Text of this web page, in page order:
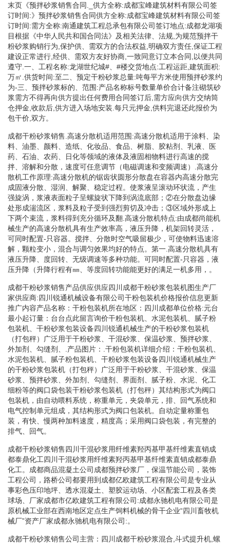
末页《预拌砂浆销售合同._供方全称:成都宝峰建筑材料有限公司签
订时间:》预拌砂浆销售合同供方全称:成都宝峰建筑材料有限公司签
订时间:需方全称:南通建筑工程总承包有限公司签订地点:成都龙湖项
目根据《中华人民共和国合同法》及相关法律、法规,为规范预拌干
粉砂浆购销行为,保护供、需双方的合法权益,明确双方责任,保证工程
建设正常进行,经供、需双方友好协商,一致同意订立本合同,以便共同
遵守.一、工程名称:龙湖世纪城#、#楼交货地点:工程运距,建筑面积:
万㎡.供货时间:至二、预定干粉砂浆总量:吨每平方米使用预拌砂浆约
为-三、预拌砂浆标的、范围:产品名称标号数量单价合计备注砌筑砂
浆需方不得再向供方提出任何费用合同签订后,需方应向供方交纳筒
仓押金,收款后,供方进入场地安装.每只元押金,供料完退还此报价为
包干价,双方。
成都干粉砂浆销售.高速分散机适用范围:高速分散机适用于涂料、染
料、油墨、颜料、造纸、化妆品、食品、树脂、胶粘剂、乳液、医
药、石油、农药、日化等领域的液体及液固相物料进行高速的搅
拌、溶解和分散，速度可任意调节（电磁调速和变频调速）.高速分
散机工作原理:高速分散机的锯齿状圆形分散盘在容器内高速分散完
成固液分散、湿润、解聚、稳定过程。使浆液呈滚动环状流，产生
强旋涡，浆液表面粒子呈螺旋状下降到涡流底部；②在分散盘边缘
处形成湍流区，浆料及粒子受到强烈剪切及冲击；③区域外形成上
下两个束流，浆料得到充分循环及翻.高速分散机特点:由成都尚能机
械生产的高速分散机具有生产效率高，液压升降，机架回转灵活，
可同时配置-只容器。搅拌、分散时空气吸留极少，可使物料迅速溶
解，颗粒变小，混合与调匀效果均好的特点。第一.高速分散机具有
液压升降、度回转、无级调速等多种功能。可同时配置-只容器，液
压升降（升降行程有㎜、等度回转功能能更好的满足一机多用，。
成都干粉砂浆销售产品供应供应四川成都干粉砂浆包装机图生产厂
家供应商:四川锐通机械设备有限公司干粉包装机价格报价信息更新
推广内容产品名称：干粉包装机所在地区：四川成都单位价格:元台
最小起订量：台台点此留言询价干粉包装机、水泥包装机、腻子粉
包装机、干粉砂浆包装设备四川锐通机械生产的干粉砂浆包装机
（打包秤）广泛用于干粉砂浆、干混砂浆、保温砂浆、预拌砂浆、
外加剂、勾缝剂、.产品图片：.干粉包装机详细介绍：干粉包装机、
水泥包装机、腻子粉包装机、干粉砂浆包装设备四川锐通机械生产
的干粉砂浆包装机（打包秤）广泛用于干粉砂浆、干混砂浆、保温
砂浆、预拌砂浆、外加剂、勾缝剂、界面剂、腻子粉、水泥、化工
细粉等的阀口袋包装干粉砂浆包装机（打包秤）其结构形式为阀口
包装机，由自动喂料系统，称重单元，夹袋单元，排、回气系统和
电气控制单元组成，其结构形式为阀口包装机。自动定量称重包
装，有快、慢两种加料速度，精度高；采用阀口袋包装，有完整的
排气、回气。
成都干粉砂浆销售四川干混砂浆用纤维素羟丙基甲基纤维素直销成
都泰鼎化工四川干混砂浆用纤维素羟丙基甲基纤维素直销成都泰鼎
化工。成都商品混凝土公司成都预拌砂浆厂，保温节能公司，装饰
工程公司，路桥公司都要用到成都亿欧建筑工程有限公司是专业从
事彩色压印地坪、透水混凝土、塑胶运动场、小区配套工程及各类
球场、厂家成都市亿欧建筑工程有限公司:成都永驰机电有限公司是
原机械工业部在西南地区定点生产饲料机械的骨干企业“四川畜牧机
械厂”资产厂家成都永驰机电有限公司:。
成都干粉砂浆销售公司主营：四川成都干粉砂浆混合,斗式提升机,螺